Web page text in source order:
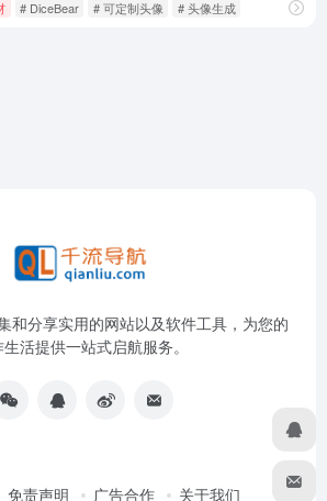
# DiceBear # 可定制头像 # 头像生成
和分享实用的网站以及软件工具，为您的
活提供一站式启航服务。
免责声明 广告合作 关于我们